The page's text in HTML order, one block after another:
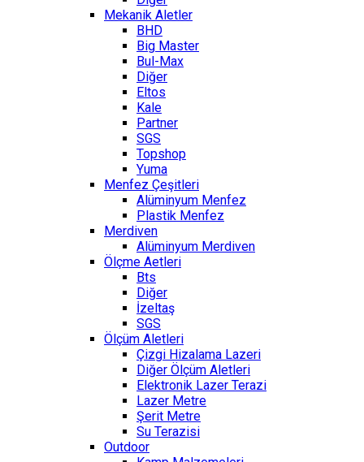
Mekanik Aletler
BHD
Big Master
Bul-Max
Diğer
Eltos
Kale
Partner
SGS
Topshop
Yuma
Menfez Çeşitleri
Alüminyum Menfez
Plastik Menfez
Merdiven
Alüminyum Merdiven
Ölçme Aetleri
Bts
Diğer
İzeltaş
SGS
Ölçüm Aletleri
Çizgi Hizalama Lazeri
Diğer Ölçüm Aletleri
Elektronik Lazer Terazi
Lazer Metre
Şerit Metre
Su Terazisi
Outdoor